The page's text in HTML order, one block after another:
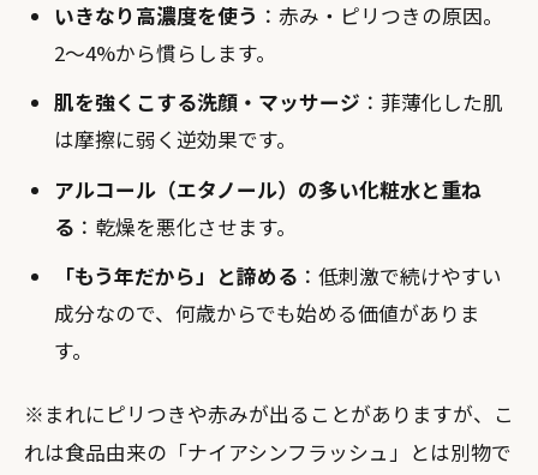
いきなり高濃度を使う ：赤み・ピリつきの原因。
2〜4%から慣らします。
肌を強くこする洗顔・マッサージ ：菲薄化した肌
は摩擦に弱く逆効果です。
アルコール（エタノール）の多い化粧水と重ね
る ：乾燥を悪化させます。
「もう年だから」と諦める ：低刺激で続けやすい
成分なので、何歳からでも始める価値がありま
す。
※まれにピリつきや赤みが出ることがありますが、こ
れは食品由来の「ナイアシンフラッシュ」とは別物で